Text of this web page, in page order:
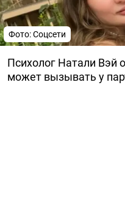
Фото: Соцсети
Психолог Натали Вэй
может вызывать у